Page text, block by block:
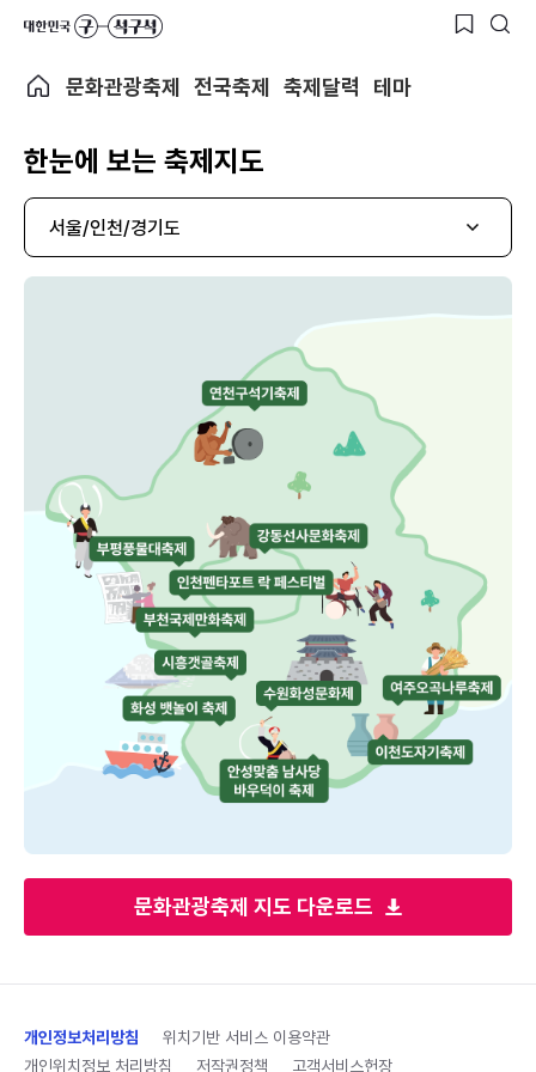
문화관광축제 전국축제 축제달력 테마
한눈에 보는 축제지도
문화관광축제 지도 다운로드
서울/인천/경기도
개인정보처리방침
위치기반 서비스 이용약관
개인위치정보 처리방침
저작권정책 고객서비스헌장